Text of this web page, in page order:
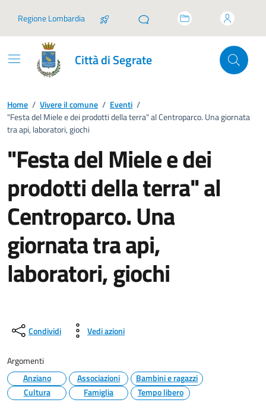
Regione Lombardia
Città di Segrate
Home / Vivere il comune / Eventi /
"Festa del Miele e dei prodotti della terra" al Centroparco. Una giornata
tra api, laboratori, giochi
"Festa del Miele e dei
prodotti della terra" al
Centroparco. Una
giornata tra api,
laboratori, giochi
Condividi Vedi azioni
Argomenti
Anziano
Associazioni
Bambini e ragazzi
Cultura
Famiglia Tempo libero